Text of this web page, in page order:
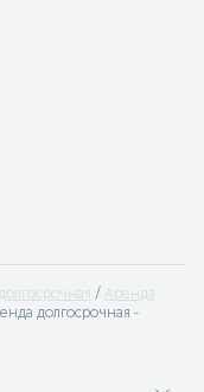
Аренда
долгосрочная -